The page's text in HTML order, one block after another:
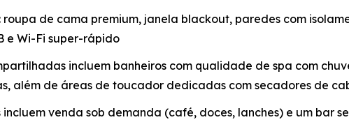
roupa de cama premium, janela blackout, paredes com
e Wi-Fi super-rápido
incluem banheiros com qualidade de spa com
além de áreas de toucador dedicadas com secadores de
incluem venda sob demanda (café, doces, lanches) e um bar